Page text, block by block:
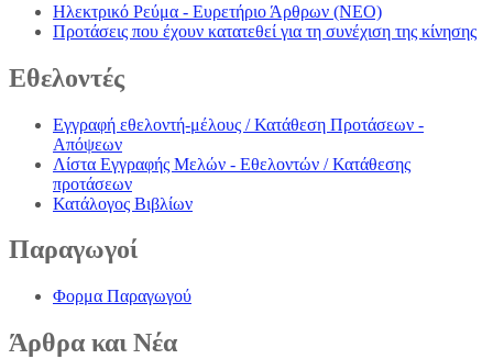
Ηλεκτρικό Ρεύμα - Ευρετήριο Άρθρων (NEO)
Προτάσεις που έχουν κατατεθεί για τη συνέχιση της κίνησης
Εθελοντές
Εγγραφή εθελοντή-μέλους / Κατάθεση Προτάσεων -
Απόψεων
Λίστα Εγγραφής Μελών - Εθελοντών / Κατάθεσης
προτάσεων
Κατάλογος Βιβλίων
Παραγωγοί
Φορμα Παραγωγού
Άρθρα και Νέα